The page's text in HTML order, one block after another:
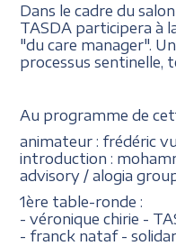
Dans le cadre du
TASDA participera à
"du care manager".
processus sentinelle,
Au programme de
animateur : frédéric
introduction :
advisory / alogia
1ère table-ronde :
- véronique chirie -
- franck nataf -